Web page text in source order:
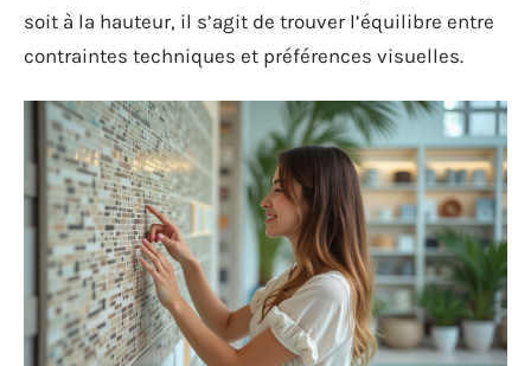
soit à la hauteur, il s’agit de trouver l’équilibre entre
contraintes techniques et préférences visuelles.